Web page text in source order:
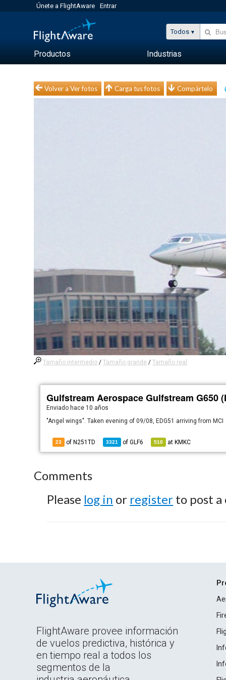
Únete a FlightAware Entrar
Todos
Productos Industrias
Volver a Ver fotos Carga tus fotos Compártelo
Tamaño intermedio /Tamaño grande /Tamaño real
Gulfstream Aerospace Gulfstream G650
Enviado hace 10 años
"Angel wings". Taken evening of 09/08, EDG51 arriving from MCI
23 of N251TD 3321 ofGLF6 510 at KMKC
Comments
Please log in or register to post a
FlightAware provee información
de vuelos predictiva, histórica y
en tiempo real a todos los
segmentos de la